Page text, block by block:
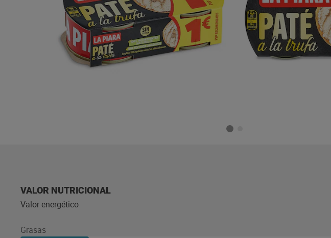
VALOR NUTRICIONAL
Valor energético
Grasas